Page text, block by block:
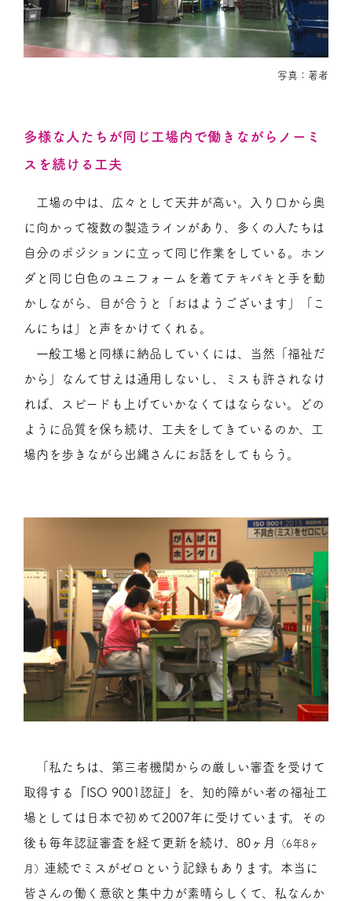
写真：著者
多様な人たちが同じ工場内で働きながらノーミ
スを続ける工夫
工場の中は、広々として天井が高い。入り口から奥
に向かって複数の製造ラインがあり、多くの人たちは
自分のポジションに立って同じ作業をしている。ホン
ダと同じ白色のユニフォームを着てテキパキと手を動
かしながら、目が合うと「おはようございます」「こ
んにちは」と声をかけてくれる。
一般工場と同様に納品していくには、当然「福祉だ
から」なんて甘えは通用しないし、ミスも許されなけ
れば、スピードも上げていかなくてはならない。どの
ように品質を保ち続け、工夫をしてきているのか、工
場内を歩きながら出縄さんにお話をしてもらう。
「私たちは、第三者機関からの厳しい審査を受けて
取得する『ISO 9001認証』を、知的障がい者の福祉工
場としては日本で初めて2007年に受けています。その
後も毎年認証審査を経て更新を続け、80ヶ月
（6年8ヶ
月）
連続でミスがゼロという記録もあります。本当に
皆さんの働く意欲と集中力が素晴らしくて、私なんか